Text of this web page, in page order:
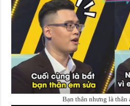
Bạn thân nhưng là thân